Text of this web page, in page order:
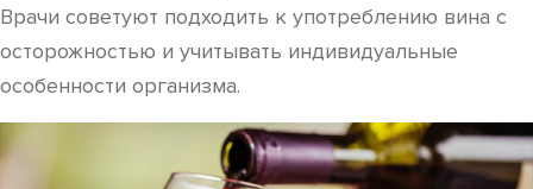
Врачи советуют подходить к употреблению вина с
осторожностью и учитывать индивидуальные
особенности организма.